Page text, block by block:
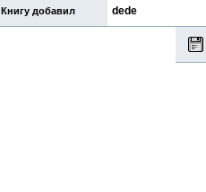
Книгу добавил dede